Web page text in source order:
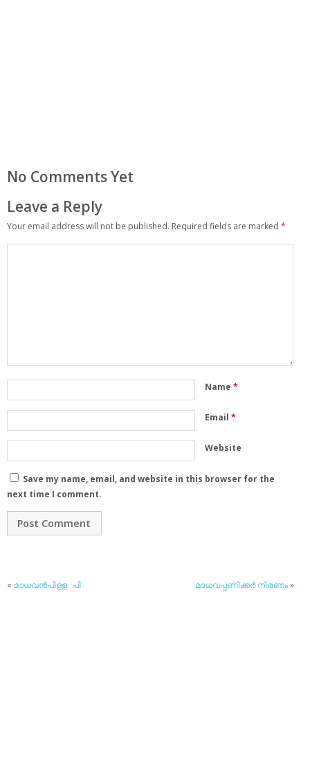
No Comments Yet
Leave a Reply
Your email address will not be published. Required fields are marked *
Name *
Email *
Website
Save my name, email, and website in this browser for the
next time I comment.
« മാധവന്‍പിള്ള. പി മാധവപ്പണിക്കര്‍ നിരണം»